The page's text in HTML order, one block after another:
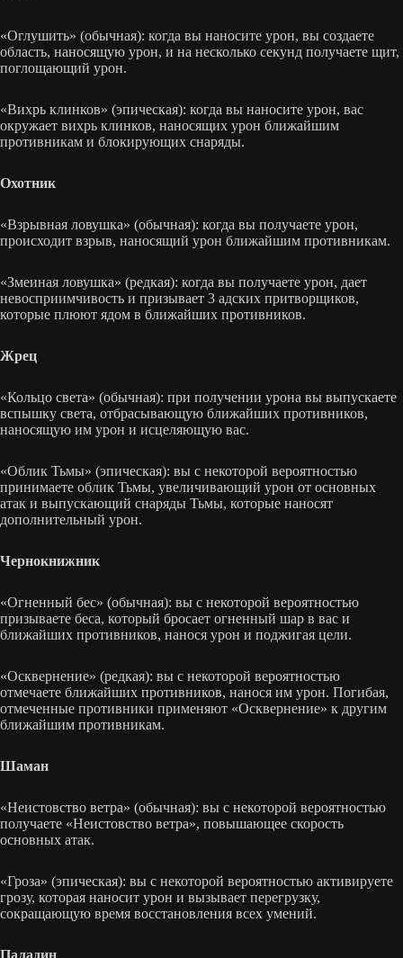
«Оглушить» (обычная): когда вы наносите урон, вы создаете
область, наносящую урон, и на несколько секунд получаете щит,
поглощающий урон.
«Вихрь клинков» (эпическая): когда вы наносите урон, вас
окружает вихрь клинков, наносящих урон ближайшим
противникам и блокирующих снаряды.
Охотник
«Взрывная ловушка» (обычная): когда вы получаете урон,
происходит взрыв, наносящий урон ближайшим противникам.
«Змеиная ловушка» (редкая): когда вы получаете урон, дает
невосприимчивость и призывает 3 адских притворщиков,
которые плюют ядом в ближайших противников.
Жрец
«Кольцо света» (обычная): при получении урона вы выпускаете
вспышку света, отбрасывающую ближайших противников,
наносящую им урон и исцеляющую вас.
«Облик Тьмы» (эпическая): вы с некоторой вероятностью
принимаете облик Тьмы, увеличивающий урон от основных
атак и выпускающий снаряды Тьмы, которые наносят
дополнительный урон.
Чернокнижник
«Огненный бес» (обычная): вы с некоторой вероятностью
призываете беса, который бросает огненный шар в вас и
ближайших противников, нанося урон и поджигая цели.
«Осквернение» (редкая): вы с некоторой вероятностью
отмечаете ближайших противников, нанося им урон. Погибая,
отмеченные противники применяют «Осквернение» к другим
ближайшим противникам.
Шаман
«Неистовство ветра» (обычная): вы с некоторой вероятностью
получаете «Неистовство ветра», повышающее скорость
основных атак.
«Гроза» (эпическая): вы с некоторой вероятностью активируете
грозу, которая наносит урон и вызывает перегрузку,
сокращающую время восстановления всех умений.
Паладин